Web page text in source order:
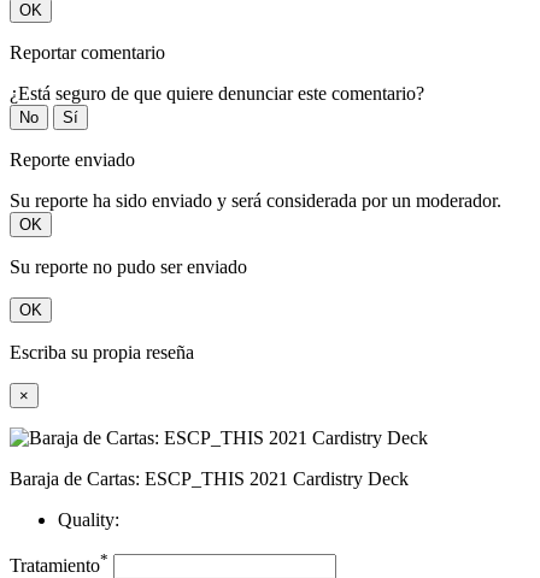
OK
Reportar comentario
¿Está seguro de que quiere denunciar este comentario?
No Sí
Reporte enviado
Su reporte ha sido enviado y será considerada por un moderador.
OK
Su reporte no pudo ser enviado
OK
Escriba su propia reseña
×
Baraja de Cartas: ESCP_THIS 2021 Cardistry Deck
Quality:
Tratamiento*